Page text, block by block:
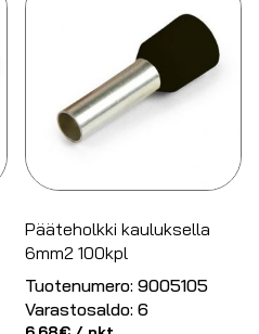
Pääteholkki kauluksella
6mm2 100kpl
Tuotenumero: 9005105
Varastosaldo: 6